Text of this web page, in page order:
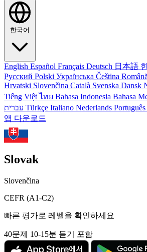
한국어
English Español Français Deutsch 日本語
Русский Polski Українська Čeština Română
Hrvatski Slovenčina Català Svenska Dansk
Tiếng Việtไทย Bahasa Indonesia Bahasa
Türkçe Italiano Nederlands Português
앱 다운로드
Slovak
Slovenčina
CEFR (A1-C2)
빠른 평가로 레벨을 확인하세요
40문제 10-15분 듣기 포함